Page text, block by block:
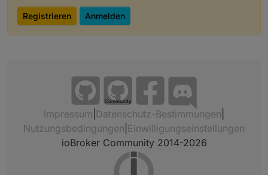
Registrieren Anmelden
Community
Impressum Datenschutz-Bestimmungen
Nutzungsbedingungen Einwilligungseinstellungen
ioBroker Community 2014-2026